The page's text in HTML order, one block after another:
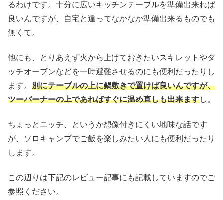
るわけです。十分に広いキッチンテーブルを準備出来れば
良いんですが、自宅と違ってなかなか準備出来るものでも
無くて。
他にも、とりあえず火から上げておきたいスキレットやダ
ッチオーブンなどを一時避難させるのにも便利だったりし
ます。 別にテーブルの上に鍋敷きで置けば良いんですが、
ツーバーナーの上であればすぐに温め直しも出来ますし。
ちょっとニッチ、というか想像付きにくい地味な話です
が、ソロキャンプでご飯を楽しみたい人にも便利だったり
します。
この辺りは下記のレビュー記事にも記載していますのでご
参照ください。